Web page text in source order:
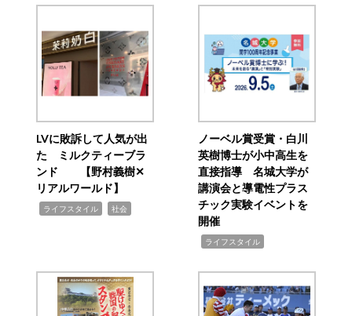
LVに敗訴して人気が出
た ミルクティーブラ
ンド 【野村義樹✕
リアルワールド】
ライフスタイル 社会
ノーベル賞受賞・白川
英樹博士が小中高生を
直接指導 名城大学が
講演会と導電性プラス
チック実験イベントを
開催
ライフスタイル